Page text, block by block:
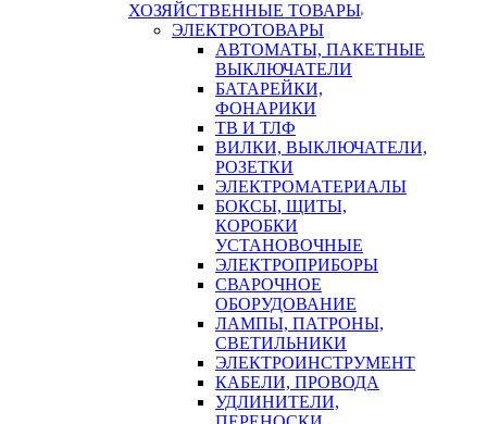
ХОЗЯЙСТВЕННЫЕ ТОВАРЫ
ЭЛЕКТРОТОВАРЫ
АВТОМАТЫ, ПАКЕТНЫЕ
ВЫКЛЮЧАТЕЛИ
БАТАРЕЙКИ,
ФОНАРИКИ
ТВ И ТЛФ
ВИЛКИ, ВЫКЛЮЧАТЕЛИ,
РОЗЕТКИ
ЭЛЕКТРОМАТЕРИАЛЫ
БОКСЫ, ЩИТЫ,
КОРОБКИ
УСТАНОВОЧНЫЕ
ЭЛЕКТРОПРИБОРЫ
СВАРОЧНОЕ
ОБОРУДОВАНИЕ
ЛАМПЫ, ПАТРОНЫ,
СВЕТИЛЬНИКИ
ЭЛЕКТРОИНСТРУМЕНТ
КАБЕЛИ, ПРОВОДА
УДЛИНИТЕЛИ,